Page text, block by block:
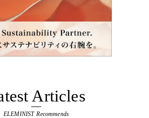
Articles
ELEMINIST Recommends